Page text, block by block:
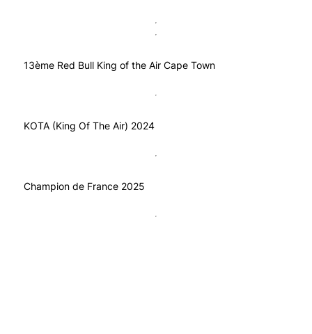
13ème Red Bull King of the Air Cape Town
KOTA (King Of The Air) 2024
Champion de France 2025